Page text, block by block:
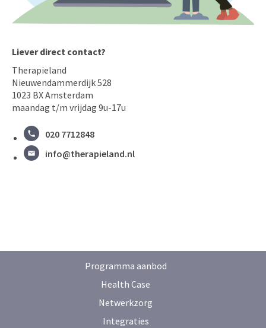
Liever direct contact?
Therapieland
Nieuwendammerdijk 528
1023 BX Amsterdam
maandag t/m vrijdag 9u-17u
020 7712848
info@therapieland.nl
Programma aanbod
Health Case
Netwerkzorg
Integraties